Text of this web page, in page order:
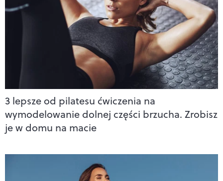
3 lepsze od pilatesu ćwiczenia na
wymodelowanie dolnej części brzucha. Zrobisz
je w domu na macie